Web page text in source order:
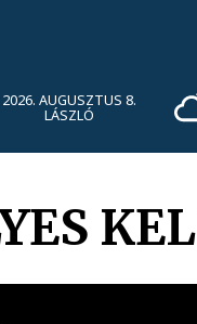
2026. AUGUSZTUS 8.
LÁSZLÓ